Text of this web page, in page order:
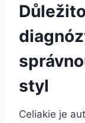
styl
Celiakie je